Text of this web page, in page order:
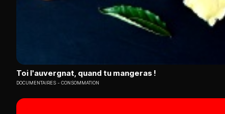
Toi l'auvergnat, quand tu mangeras !
DOCUMENTAIRES CONSOMMATION